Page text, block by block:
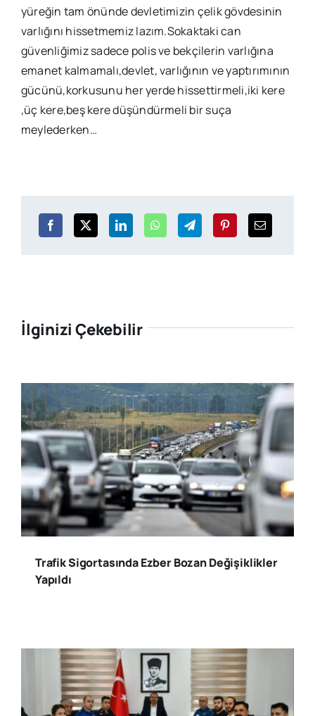
yüreğin tam önünde devletimizin çelik gövdesinin
varlığını hissetmemiz lazım.Sokaktaki can
güvenliğimiz sadece polis ve bekçilerin varlığına
emanet kalmamalı,devlet, varlığının ve yaptırımının
gücünü,korkusunu her yerde hissettirmeli,iki kere
,üç kere,beş kere düşündürmeli bir suça
meylederken…
İlginizi Çekebilir
Trafik Sigortasında Ezber Bozan Değişiklikler
Yapıldı